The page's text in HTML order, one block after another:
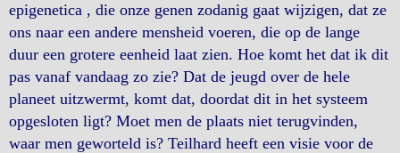
epigenetica , die onze genen zodanig gaat wijzigen, dat ze
ons naar een andere mensheid voeren, die op de lange
duur een grotere eenheid laat zien. Hoe komt het dat ik dit
pas vanaf vandaag zo zie? Dat de jeugd over de hele
planeet uitzwermt, komt dat, doordat dit in het systeem
opgesloten ligt? Moet men de plaats niet terugvinden,
waar men geworteld is? Teilhard heeft een visie voor de